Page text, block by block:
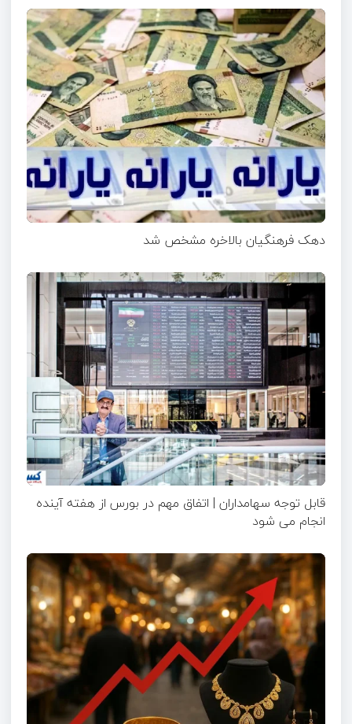
دهک فرهنگیان بالاخره مشخص شد
قابل توجه سهامداران | اتفاق مهم در بورس از هفته آینده
انجام می شود